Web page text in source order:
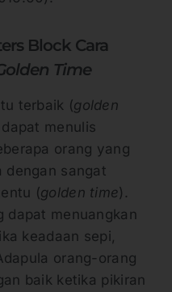
Block Cara
Time
terbaik (golden
menulis
orang yang
dengan sangat
(golden time).
dapat menuangkan
keadaan sepi,
orang-orang
baik ketika pikiran